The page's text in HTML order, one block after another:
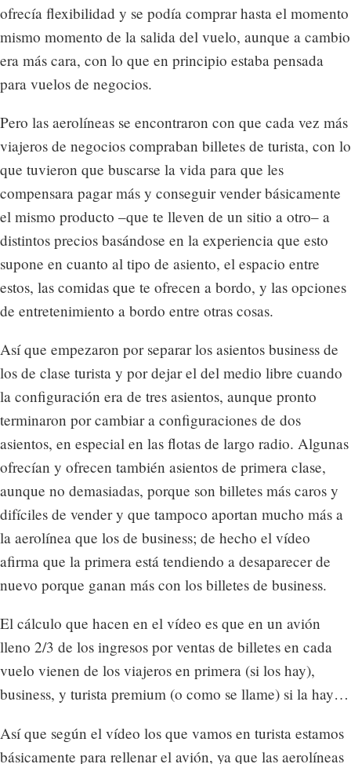
ofrecía flexibilidad y se podía comprar hasta el momento
mismo momento de la salida del vuelo, aunque a cambio
era más cara, con lo que en principio estaba pensada
para vuelos de negocios.
Pero las aerolíneas se encontraron con que cada vez más
viajeros de negocios compraban billetes de turista, con lo
que tuvieron que buscarse la vida para que les
compensara pagar más y conseguir vender básicamente
el mismo producto –que te lleven de un sitio a otro– a
distintos precios basándose en la experiencia que esto
supone en cuanto al tipo de asiento, el espacio entre
estos, las comidas que te ofrecen a bordo, y las opciones
de entretenimiento a bordo entre otras cosas.
Así que empezaron por separar los asientos business de
los de clase turista y por dejar el del medio libre cuando
la configuración era de tres asientos, aunque pronto
terminaron por cambiar a configuraciones de dos
asientos, en especial en las flotas de largo radio. Algunas
ofrecían y ofrecen también asientos de primera clase,
aunque no demasiadas, porque son billetes más caros y
difíciles de vender y que tampoco aportan mucho más a
la aerolínea que los de business; de hecho el vídeo
afirma que la primera está tendiendo a desaparecer de
nuevo porque ganan más con los billetes de business.
El cálculo que hacen en el vídeo es que en un avión
lleno 2/3 de los ingresos por ventas de billetes en cada
vuelo vienen de los viajeros en primera (si los hay),
business, y turista premium (o como se llame) si la hay…
Así que según el vídeo los que vamos en turista estamos
básicamente para rellenar el avión, ya que las aerolíneas